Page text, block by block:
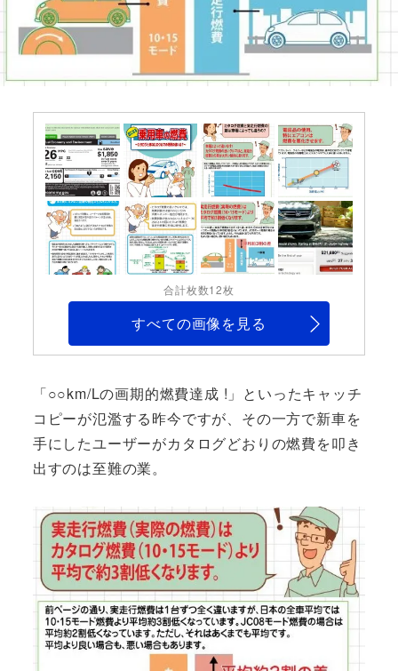
合計枚数12枚
すべての画像を見る
「○○km/Lの画期的燃費達成 !」といったキャッチ
コピーが氾濫する昨今ですが、その一方で新車を
手にしたユーザーがカタログどおりの燃費を叩き
出すのは至難の業。